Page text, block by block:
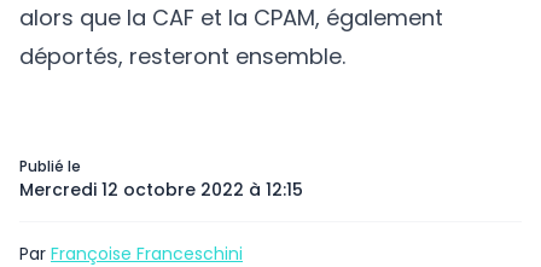
Publié le
Mercredi 12 octobre 2022 à 12:15
Par Françoise Franceschini
alors que la CAF et la CPAM, également
déportés, resteront ensemble.